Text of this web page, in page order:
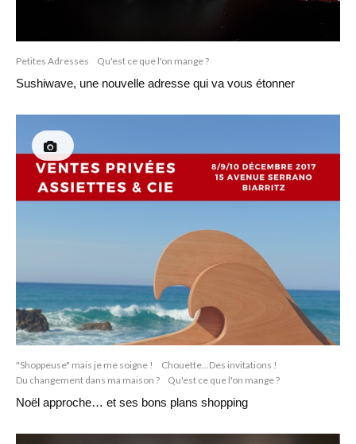
Petites Adresses Qu'est ce que l'on mange ?
Sushiwave, une nouvelle adresse qui va vous étonner
"Shoppeuse" mais je me soigne !
Chouette...Des invitations !
Du changement dans ma maison ?
Qu'est ce que l'on mange ?
Noël approche… et ses bons plans shopping